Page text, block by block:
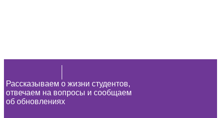
Рассказываем о жизни студентов,
отвечаем на вопросы и сообщаем
об обновлениях